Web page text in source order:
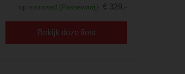
op voorraad (Passewaaij) € 329,-
Bekijk deze fiets